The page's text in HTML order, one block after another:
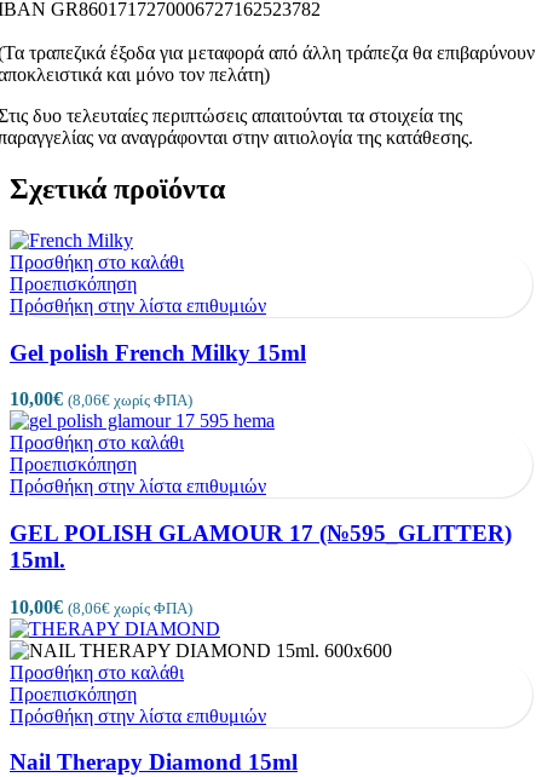
GR8601717270006727162523782
τραπεζικά έξοδα για μεταφορά από άλλη τράπεζα θα επιβαρύνουν
και μόνο τον πελάτη)
δυο τελευταίες περιπτώσεις απαιτούνται τα στοιχεία της
να αναγράφονται στην αιτιολογία της κατάθεσης.
Σχετικά προϊόντα
Προσθήκη στο καλάθι
Προεπισκόπηση
Πρόσθήκη στην λίστα επιθυμιών
Gel polish French Milky 15ml
10,00€ (8,06€ χωρίς ΦΠΑ)
Προσθήκη στο καλάθι
Προεπισκόπηση
Πρόσθήκη στην λίστα επιθυμιών
GEL POLISH GLAMOUR 17 (№595_GLITTER)
15ml.
10,00€ (8,06€ χωρίς ΦΠΑ)
Προσθήκη στο καλάθι
Προεπισκόπηση
Πρόσθήκη στην λίστα επιθυμιών
Nail Therapy Diamond 15ml